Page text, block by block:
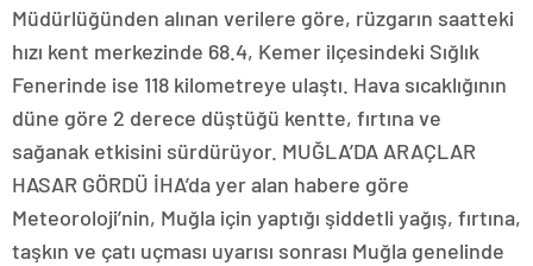
Müdürlüğünden alınan verilere göre, rüzgarın saatteki
hızı kent merkezinde 68.4, Kemer ilçesindeki Sığlık
Fenerinde ise 118 kilometreye ulaştı. Hava sıcaklığının
düne göre 2 derece düştüğü kentte, fırtına ve
sağanak etkisini sürdürüyor. MUĞLA’DA ARAÇLAR
HASAR GÖRDÜ İHA’da yer alan habere göre
Meteoroloji’nin, Muğla için yaptığı şiddetli yağış, fırtına,
taşkın ve çatı uçması uyarısı sonrası Muğla genelinde